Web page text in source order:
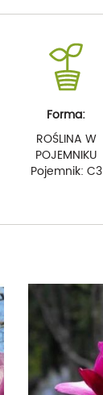
Forma:
ROŚLINA W
POJEMNIKU
Pojemnik: C3